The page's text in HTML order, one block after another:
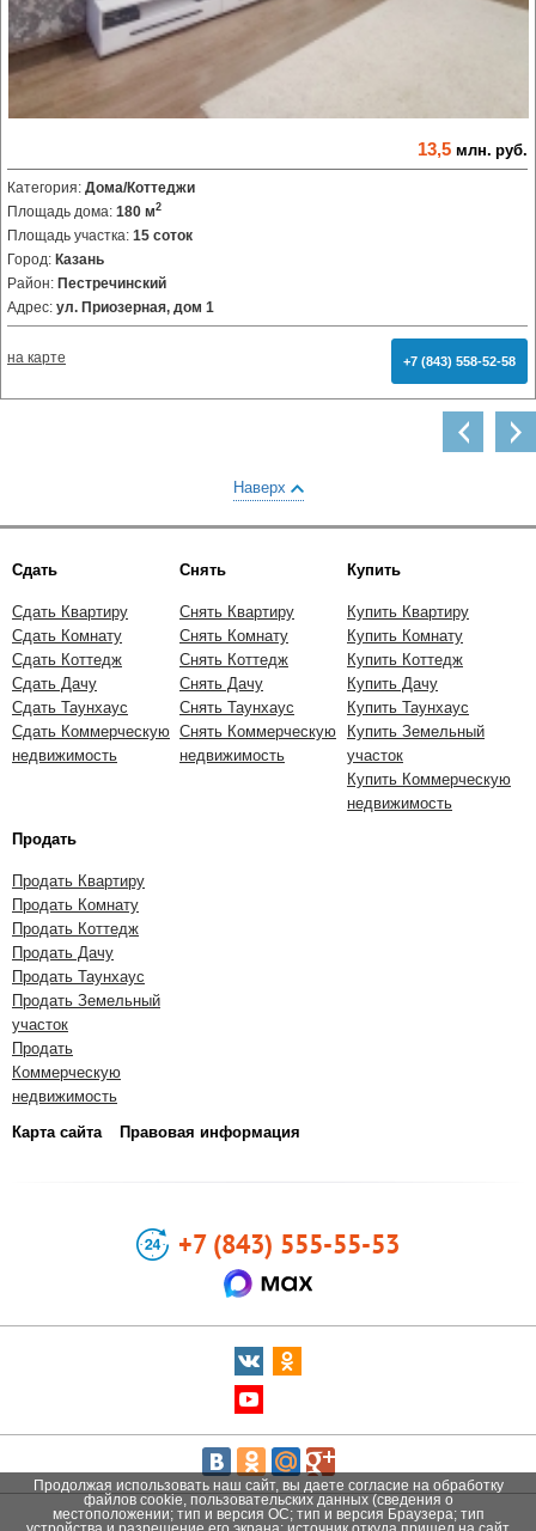
13,5 млн. руб.
Категория: Дома/Коттеджи
Площадь дома: 180 м2
Площадь участка: 15 соток
Город: Казань
Район: Пестречинский
Адрес: ул. Приозерная, дом 1
на карте +7 (843) 558-52-58
Наверх
Сдать
Сдать Квартиру
Сдать Комнату
Сдать Коттедж
Сдать Дачу
Сдать Таунхаус
Сдать Коммерческую
недвижимость
Снять
Снять Квартиру
Снять Комнату
Снять Коттедж
Снять Дачу
Снять Таунхаус
Снять Коммерческую
недвижимость
Купить
Купить Квартиру
Купить Комнату
Купить Коттедж
Купить Дачу
Купить Таунхаус
Купить Земельный
участок
Купить Коммерческую
недвижимость
Продать
Продать Квартиру
Продать Комнату
Продать Коттедж
Продать Дачу
Продать Таунхаус
Продать Земельный
участок
Продать
Коммерческую
недвижимость
Карта сайта
Правовая информация
+7 (843) 555-55-53
Продолжая использовать наш сайт, вы даете согласие на обработку
файлов cookie, пользовательских данных (сведения о
местоположении; тип и версия ОС; тип и версия Браузера; тип